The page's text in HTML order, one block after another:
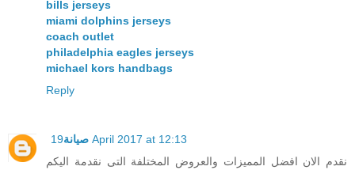
bills jerseys
miami dolphins jerseys
coach outlet
philadelphia eagles jerseys
michael kors handbags
Reply
صيانة 19 April 2017 at 12:13
نقدم الان افضل المميزات والعروض المختلفة التى نقدمة اليكم